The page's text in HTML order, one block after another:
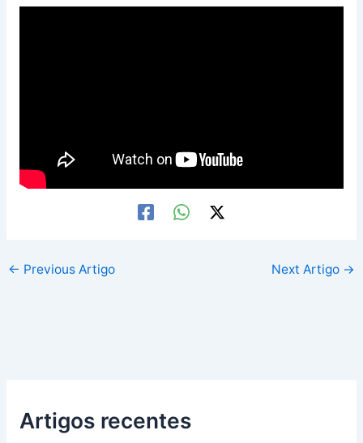
← Previous Artigo Next Artigo →
Artigos recentes